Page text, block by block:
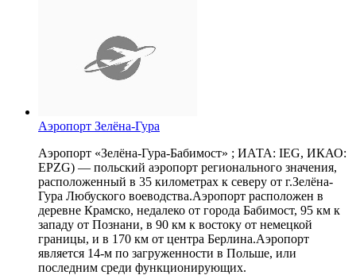
Аэропорт Зелёна-Гура
Аэропорт «Зелёна-Гура-Бабимост» ; ИАТА: IEG, ИКАО:
EPZG) — польский аэропорт регионального значения,
расположенный в 35 километрах к северу от г.Зелёна-
Гура Любуского воеводства.Аэропорт расположен в
деревне Крамско, недалеко от города Бабимост, 95 км к
западу от Познани, в 90 км к востоку от немецкой
границы, и в 170 км от центра Берлина.Аэропорт
является 14-м по загруженности в Польше, или
последним среди функционирующих.